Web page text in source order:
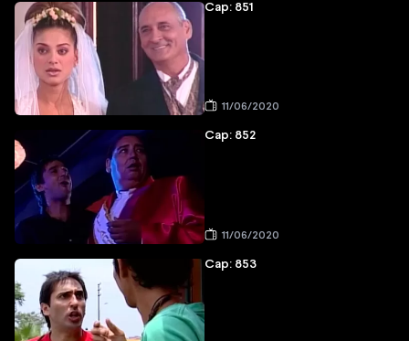
Cap: 851
11/06/2020
Cap: 852
11/06/2020
Cap: 853